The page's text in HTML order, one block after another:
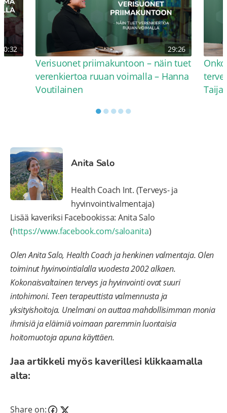
30:32 29:26
Verisuonet priimakuntoon – näin tuet
verenkiertoa ruuan voimalla – Hanna
Voutilainen
Taija
●●●●●
Anita Salo
Health Coach Int. (Terveys- ja
hyvinvointivalmentaja)
Lisää kaveriksi Facebookissa: Anita Salo
(https://www.facebook.com/saloanita)
Olen Anita Salo, Health Coach ja henkinen valmentaja. Olen
toiminut hyvinvointialalla vuodesta 2002 alkaen.
Kokonaisvaltainen terveys ja hyvinvointi ovat suuri
intohimoni. Teen terapeuttista valmennusta ja
yksityishoitoja. Unelmani on auttaa mahdollisimman monia
ihmisiä ja eläimiä voimaan paremmin luontaisia
hoitomuotoja apuna käyttäen.
Jaa artikkeli myös kaverillesi klikkaamalla
alta:
Share on: